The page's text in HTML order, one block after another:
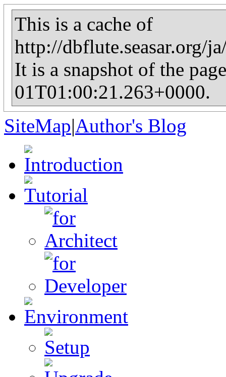
This is a cache of
http://dbflute.seasar.org/
It is a snapshot of the
01T01:00:21.263+0000.
SiteMap|Author's Blog